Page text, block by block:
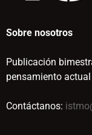
Sobre nosotros
Publicación
pensamiento
Contáctanos: